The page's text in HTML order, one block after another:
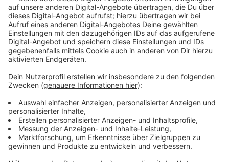
Immer auf dem Laufenden
bleiben!
Verpass' nichts mehr - mit unserem kostenlosen
ANTENNE BAYERN Newsletter. Ob Nachrichten,
Lifestyle oder unsere neuesten Aktionen - wir
informieren dich.
Zum Newsletter anmelden